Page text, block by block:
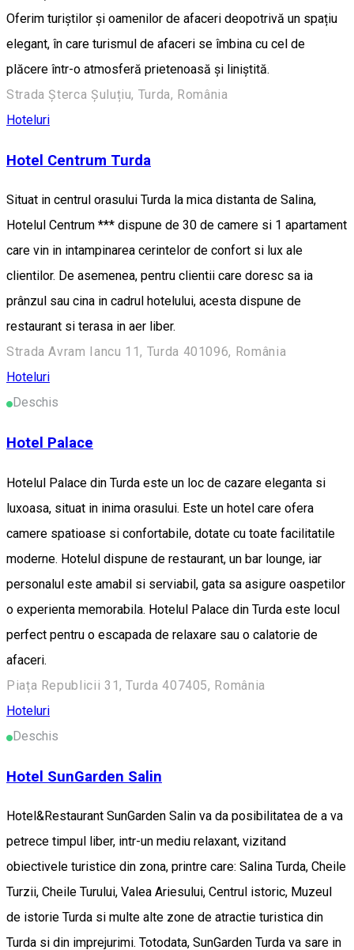
Oferim turiștilor și oamenilor de afaceri deopotrivă un spațiu
elegant, în care turismul de afaceri se îmbina cu cel de
plăcere într-o atmosferă prietenoasă și liniștită.
Strada Șterca Șuluțiu, Turda, România
Hoteluri
Hotel Centrum Turda
Situat in centrul orasului Turda la mica distanta de Salina,
Hotelul Centrum *** dispune de 30 de camere si 1 apartament
care vin in intampinarea cerintelor de confort si lux ale
clientilor. De asemenea, pentru clientii care doresc sa ia
prânzul sau cina in cadrul hotelului, acesta dispune de
restaurant si terasa in aer liber.
Strada Avram Iancu 11, Turda 401096, România
Hoteluri
Deschis
Hotel Palace
Hotelul Palace din Turda este un loc de cazare eleganta si
luxoasa, situat in inima orasului. Este un hotel care ofera
camere spatioase si confortabile, dotate cu toate facilitatile
moderne. Hotelul dispune de restaurant, un bar lounge, iar
personalul este amabil si serviabil, gata sa asigure oaspetilor
o experienta memorabila. Hotelul Palace din Turda este locul
perfect pentru o escapada de relaxare sau o calatorie de
afaceri.
Piața Republicii 31, Turda 407405, România
Hoteluri
Deschis
Hotel SunGarden Salin
Hotel&Restaurant SunGarden Salin va da posibilitatea de a va
petrece timpul liber, intr-un mediu relaxant, vizitand
obiectivele turistice din zona, printre care: Salina Turda, Cheile
Turzii, Cheile Turului, Valea Ariesului, Centrul istoric, Muzeul
de istorie Turda si multe alte zone de atractie turistica din
Turda si din imprejurimi. Totodata, SunGarden Turda va sare in